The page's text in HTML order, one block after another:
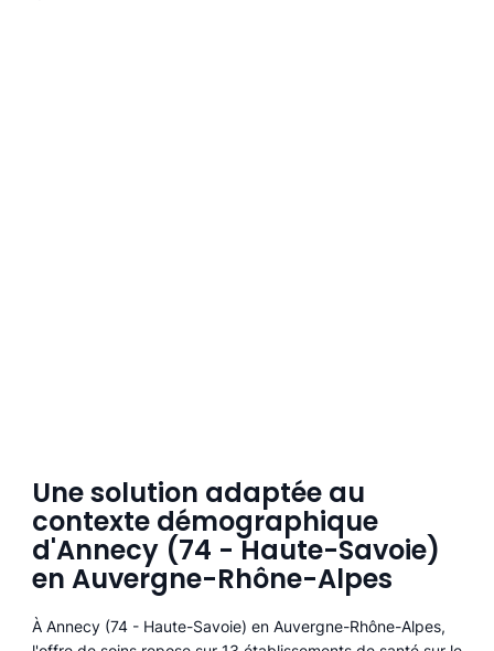
Une solution adaptée au
contexte démographique
d'Annecy (74 - Haute-Savoie)
en Auvergne-Rhône-Alpes
À Annecy (74 - Haute-Savoie) en Auvergne-Rhône-Alpes,